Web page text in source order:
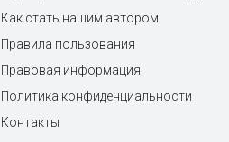
Как стать нашим автором
Правила пользования
Правовая информация
Политика конфиденциальности
Контакты